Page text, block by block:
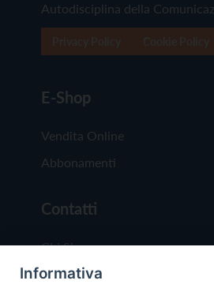
Autodisciplina della
E-Shop
Vendita Online
Abbonamenti
Contatti
Chi Siamo
Redazione
Informativa